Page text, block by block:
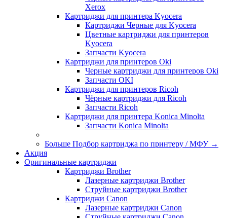
Xerox
Картриджи для принтера Kyocera
Картриджи Черные для Kyocera
Цветные картриджи для принтеров
Kyocera
Запчасти Kyocera
Картриджи для принтеров Oki
Черные картриджи для принтеров Oki
Запчасти OKI
Картриджи для принтеров Ricoh
Чёрные картриджи для Ricoh
Запчасти Ricoh
Картриджи для принтера Konica Minolta
Запчасти Koniсa Minolta
Больше Подбор картриджа по принтеру / МФУ →
Акция
Оригинальные картриджи
Картриджи Brother
Лазерные картриджи Brother
Струйные картриджи Brother
Картриджи Canon
Лазерные картриджи Canon